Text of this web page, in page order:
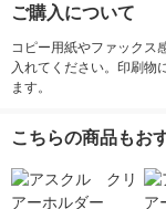
ご購入について
コピー用紙やファックス
入れてください。印刷物
ます。
こちらの商品もお